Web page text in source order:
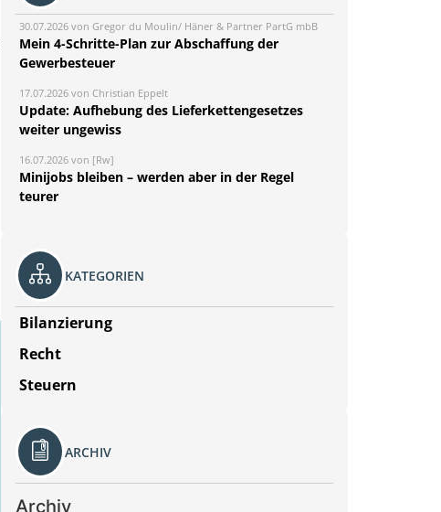
30.07.2026 von Gregor du Moulin/ Häner & Partner PartG mbB
Mein 4-Schritte-Plan zur Abschaffung der
Gewerbesteuer
17.07.2026 von Christian Eppelt
Update: Aufhebung des Lieferkettengesetzes
weiter ungewiss
16.07.2026 von [Rw]
Minijobs bleiben – werden aber in der Regel
teurer
KATEGORIEN
Bilanzierung
Recht
Steuern
ARCHIV
Archiv